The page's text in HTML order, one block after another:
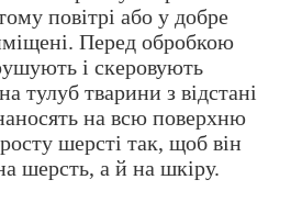
повітрі або у добре
Перед обробкою
і скеровують
тулуб тварини з відстані
на всю поверхню
шерсті так, щоб він
шерсть, а й на шкіру.